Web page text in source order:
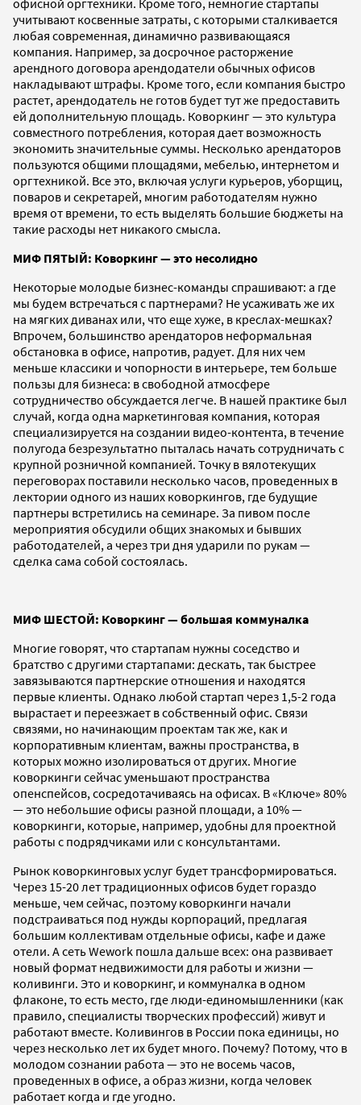
учитывают косвенные затраты, с которыми сталкивается
любая современная, динамично развивающаяся
компания. Например, за досрочное расторжение
арендного договора арендодатели обычных офисов
накладывают штрафы. Кроме того, если компания быстро
растет, арендодатель не готов будет тут же предоставить
ей дополнительную площадь. Коворкинг — это культура
совместного потребления, которая дает возможность
экономить значительные суммы. Несколько арендаторов
пользуются общими площадями, мебелью, интернетом и
оргтехникой. Все это, включая услуги курьеров, уборщиц,
поваров и секретарей, многим работодателям нужно
время от времени, то есть выделять большие бюджеты на
такие расходы нет никакого смысла.
МИФ ПЯТЫЙ: Коворкинг — это несолидно
Некоторые молодые бизнес-команды спрашивают: а где
мы будем встречаться с партнерами? Не усаживать же их
на мягких диванах или, что еще хуже, в креслах-мешках?
Впрочем, большинство арендаторов неформальная
обстановка в офисе, напротив, радует. Для них чем
меньше классики и чопорности в интерьере, тем больше
пользы для бизнеса: в свободной атмосфере
сотрудничество обсуждается легче. В нашей практике был
случай, когда одна маркетинговая компания, которая
специализируется на создании видео-контента, в течение
полугода безрезультатно пыталась начать сотрудничать с
крупной розничной компанией. Точку в вялотекущих
переговорах поставили несколько часов, проведенных в
лектории одного из наших коворкингов, где будущие
партнеры встретились на семинаре. За пивом после
мероприятия обсудили общих знакомых и бывших
работодателей, а через три дня ударили по рукам —
сделка сама собой состоялась.
МИФ ШЕСТОЙ: Коворкинг — большая коммуналка
Многие говорят, что стартапам нужны соседство и
братство с другими стартапами: дескать, так быстрее
завязываются партнерские отношения и находятся
первые клиенты. Однако любой стартап через 1,5-2 года
вырастает и переезжает в собственный офис. Связи
связями, но начинающим проектам так же, как и
корпоративным клиентам, важны пространства, в
которых можно изолироваться от других. Многие
коворкинги сейчас уменьшают пространства
опенспейсов, сосредотачиваясь на офисах. В «Ключе» 80%
— это небольшие офисы разной площади, а 10% —
коворкинги, которые, например, удобны для проектной
работы с подрядчиками или с консультантами.
Рынок коворкинговых услуг будет трансформироваться.
Через 15-20 лет традиционных офисов будет гораздо
меньше, чем сейчас, поэтому коворкинги начали
подстраиваться под нужды корпораций, предлагая
большим коллективам отдельные офисы, кафе и даже
отели. А сеть Wework пошла дальше всех: она развивает
новый формат недвижимости для работы и жизни —
коливинги. Это и коворкинг, и коммуналка в одном
флаконе, то есть место, где люди-единомышленники (как
правило, специалисты творческих профессий) живут и
работают вместе. Коливингов в России пока единицы, но
через несколько лет их будет много. Почему? Потому, что в
молодом сознании работа — это не восемь часов,
проведенных в офисе, а образ жизни, когда человек
работает когда и где угодно.